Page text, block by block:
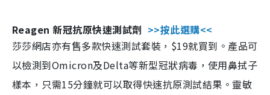
Reagen 新冠抗原快速測試劑 >>按此選購<<
莎莎網店亦有售多款快速測試套裝，$19就買到。產品可
以檢測到Omicron及Delta等新型冠狀病毒，使用鼻拭子
樣本，只需15分鐘就可以取得快速抗原測試結果。靈敏